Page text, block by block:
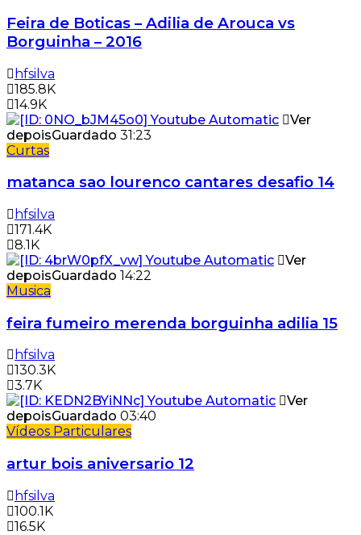
Feira de Boticas – Adilia de Arouca vs
Borguinha – 2016
hfsilva
185.8K
14.9K
Ver
depoisGuardado 31:23
Curtas
matanca sao lourenco cantares desafio 14
hfsilva
171.4K
8.1K
Ver
depoisGuardado 14:22
Musica
feira fumeiro merenda borguinha adilia 15
hfsilva
130.3K
3.7K
Ver
depoisGuardado 03:40
Vídeos Particulares
artur bois aniversario 12
hfsilva
100.1K
16.5K